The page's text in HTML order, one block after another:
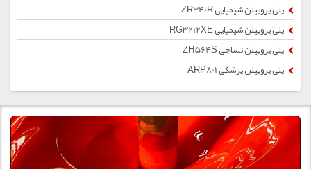
پلی پروپیلن شیمیایی ZR340R
پلی پروپیلن شیمیایی RG3212XE
پلی پروپیلن نساجی ZH564S
پلی پروپیلن پزشکی ARP801